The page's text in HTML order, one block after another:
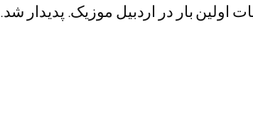
اولین بار در اردبیل موزیک. پدیدار شد.